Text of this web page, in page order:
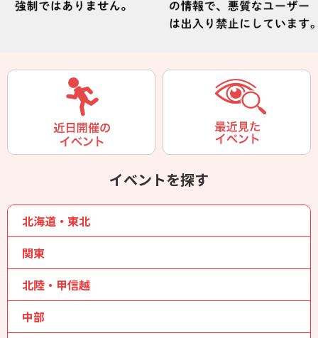
イベントを探す
北海道・東北
関東
北陸・甲信越
中部